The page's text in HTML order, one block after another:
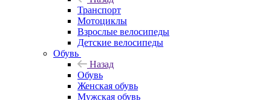
Транспорт
Мотоциклы
Взрослые велосипеды
Детские велосипеды
Обувь
Назад
Обувь
Женская обувь
Мужская обувь